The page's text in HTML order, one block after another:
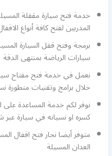
خدمة فتح سيارة مقفلة
المدربين لفتح كافة أنواع
برمجة وفتح قفل السيارة
سيارات الرياضة بمنتهى الدقة
نعمل في خدمة فتح مفتاح
خلال برامج وتقنيات متطورة
نوفر لكم خدمة المساعدة
كسره او نسيانه في سيارة
متوفر أيضا نجار فتح اقفال
العدان المسيلة